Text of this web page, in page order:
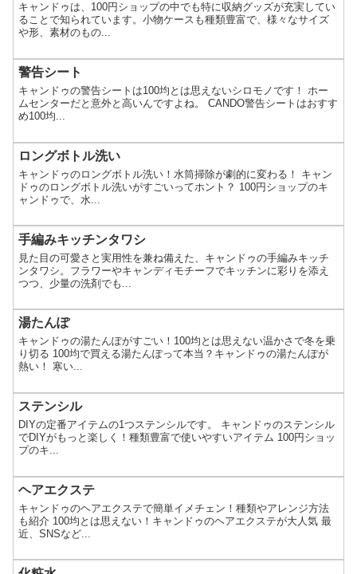
キャンドゥは、100円ショップの中でも特に収納グッズが充実してい
ることで知られています。小物ケースも種類豊富で、様々なサイズ
や形、素材のもの...
警告シート
キャンドゥの警告シートは100均とは思えないシロモノです！ ホー
ムセンターだと意外と高いんですよね。 CANDO警告シートはおすす
め100均...
ロングボトル洗い
キャンドゥのロングボトル洗い！水筒掃除が劇的に変わる！ キャン
ドゥのロングボトル洗いがすごいってホント？ 100円ショップのキ
ャンドゥで、水...
手編みキッチンタワシ
見た目の可愛さと実用性を兼ね備えた、キャンドゥの手編みキッチ
ンタワシ。フラワーやキャンディモチーフでキッチンに彩りを添え
つつ、少量の洗剤でも...
湯たんぽ
キャンドゥの湯たんぽがすごい！100均とは思えない温かさで冬を乗
り切る 100均で買える湯たんぽって本当？キャンドゥの湯たんぽが
熱い！ 寒い...
ステンシル
DIYの定番アイテムの1つステンシルです。 キャンドゥのステンシル
でDIYがもっと楽しく！種類豊富で使いやすいアイテム 100円ショッ
プのキ...
ヘアエクステ
キャンドゥのヘアエクステで簡単イメチェン！種類やアレンジ方法
も紹介 100均とは思えない！キャンドゥのヘアエクステが大人気 最
近、SNSなど...